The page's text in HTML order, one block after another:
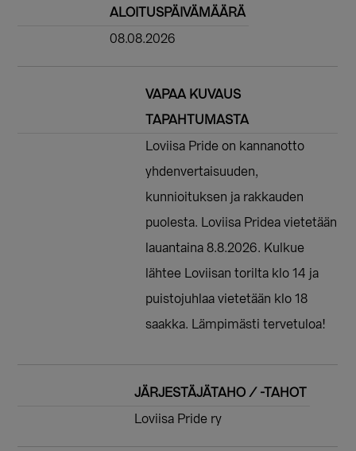
ALOITUSPÄIVÄMÄÄRÄ
08.08.2026
VAPAA KUVAUS
TAPAHTUMASTA
Loviisa Pride on kannanotto
yhdenvertaisuuden,
kunnioituksen ja rakkauden
puolesta. Loviisa Pridea vietetään
lauantaina 8.8.2026. Kulkue
lähtee Loviisan torilta klo 14 ja
puistojuhlaa vietetään klo 18
saakka. Lämpimästi tervetuloa!
JÄRJESTÄJÄTAHO / -TAHOT
Loviisa Pride ry